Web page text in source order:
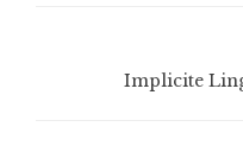
Implicite